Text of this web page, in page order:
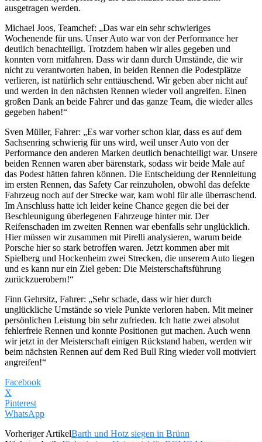
ausgetragen werden.
Michael Joos, Teamchef: „Das war ein sehr schwieriges
Wochenende für uns. Unser Auto war von der Performance her
deutlich benachteiligt. Trotzdem haben wir alles gegeben und
konnten vorn mitfahren. Dass wir dann durch Umstände, die wir
nicht zu verantworten haben, in beiden Rennen die Podestplätze
verlieren, ist natürlich sehr enttäuschend. Wir geben aber nicht auf
und werden in den nächsten Rennen wieder voll angreifen. Einen
großen Dank an beide Fahrer und das ganze Team, die wieder alles
gegeben haben!“
Sven Müller, Fahrer: „Es war vorher schon klar, dass es auf dem
Sachsenring schwierig für uns wird, weil unser Auto von der
Performance den anderen Marken deutlich benachteiligt war. Unsere
beiden Rennen waren aber bärenstark, sodass wir beide Male auf
das Podest hätten fahren können. Die Entscheidung der Rennleitung
im ersten Rennen, das Safety Car reinzuholen, obwohl das defekte
Fahrzeug noch auf der Strecke war, kam wohl für alle überraschend.
Im Anschluss hatte ich leider keine Chance gegen die bei der
Beschleunigung überlegenen Fahrzeuge hinter mir. Der
Reifenschaden im zweiten Rennen war ebenfalls sehr unglücklich.
Hier müssen wir zusammen mit Pirelli analysieren, warum beide
Porsche hier so stark betroffen waren. Jetzt kommen aber mit
Spielberg und Hockenheim zwei Strecken, die unserem Auto liegen
und es kann nur ein Ziel geben: Die Meisterschaftsführung
zurückzuerobern!“
Finn Gehrsitz, Fahrer: „Sehr schade, dass wir hier durch
unglückliche Umstände so viele Punkte verloren haben. Mit meiner
persönlichen Leistung bin sehr zufrieden. Ich hatte zwei absolut
fehlerfreie Rennen und konnte Positionen gut machen. Auch wenn
wir jetzt in der Meisterschaft einigen Rückstand haben, werden wir
beim nächsten Rennen auf dem Red Bull Ring wieder voll motiviert
angreifen!“
Facebook
X
Pinterest
WhatsApp
Vorheriger ArtikelBarth und Hotz siegen in Brünn